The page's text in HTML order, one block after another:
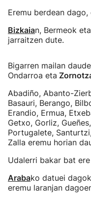
Eremu berdean
Bizkaian, Bermeok
jarraitzen dute.
Bigarren mailan
Ondarroa eta
Abadiño, Abanto-
Basauri, Berango,
Erandio, Ermua,
Getxo, Gorliz,
Portugalete,
Zalla eremu horian
Udalerri bakar bat
Arabako datuei
eremu laranjan